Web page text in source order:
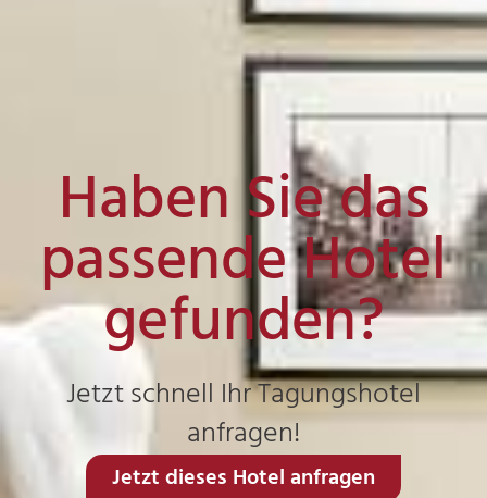
Haben Sie das
passende Hotel
gefunden?
Jetzt schnell Ihr Tagungshotel
anfragen!
Jetzt dieses Hotel anfragen